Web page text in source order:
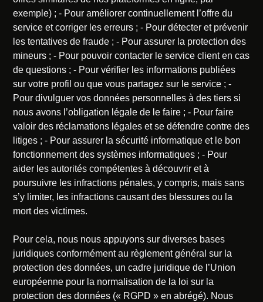
exemple) ; - Pour améliorer continuellement l’offre du
service et corriger les erreurs ; - Pour détecter et prévenir
les tentatives de fraude ; - Pour assurer la protection des
mineurs ; - Pour pouvoir contacter le service client en cas
de questions ; - Pour vérifier les informations publiées
sur votre profil ou que vous partagez sur le service ; -
Pour divulguer vos données personnelles à des tiers si
nous avons l’obligation légale de le faire ; - Pour faire
valoir des réclamations légales et se défendre contre des
litiges ; - Pour assurer la sécurité informatique et le bon
fonctionnement des systèmes informatiques ; - Pour
aider les autorités compétentes à découvrir et à
poursuivre les infractions pénales, y compris, mais sans
s’y limiter, les infractions causant des blessures ou la
mort des victimes.
Pour cela, nous nous appuyons sur diverses bases
juridiques conformément au règlement général sur la
protection des données, un cadre juridique de l’Union
européenne pour la normalisation de la loi sur la
protection des données (« RGPD » en abrégé). Nous